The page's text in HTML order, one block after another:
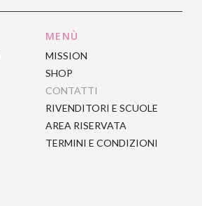
MENÙ
MISSION
SHOP
CONTATTI
RIVENDITORI E SCUOLE
AREA RISERVATA
TERMINI E CONDIZIONI